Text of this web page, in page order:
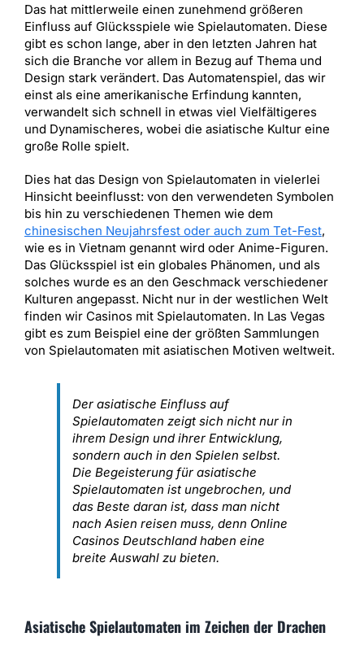
Das hat mittlerweile einen zunehmend größeren
Einfluss auf Glücksspiele wie Spielautomaten. Diese
gibt es schon lange, aber in den letzten Jahren hat
sich die Branche vor allem in Bezug auf Thema und
Design stark verändert. Das Automatenspiel, das wir
einst als eine amerikanische Erfindung kannten,
verwandelt sich schnell in etwas viel Vielfältigeres
und Dynamischeres, wobei die asiatische Kultur eine
große Rolle spielt.
Dies hat das Design von Spielautomaten in vielerlei
Hinsicht beeinflusst: von den verwendeten Symbolen
bis hin zu verschiedenen Themen wie dem
chinesischen Neujahrsfest oder auch zum Tet-Fest,
wie es in Vietnam genannt wird oder Anime-Figuren.
Das Glücksspiel ist ein globales Phänomen, und als
solches wurde es an den Geschmack verschiedener
Kulturen angepasst. Nicht nur in der westlichen Welt
finden wir Casinos mit Spielautomaten. In Las Vegas
gibt es zum Beispiel eine der größten Sammlungen
von Spielautomaten mit asiatischen Motiven weltweit.
Der asiatische Einfluss auf
Spielautomaten zeigt sich nicht nur in
ihrem Design und ihrer Entwicklung,
sondern auch in den Spielen selbst.
Die Begeisterung für asiatische
Spielautomaten ist ungebrochen, und
das Beste daran ist, dass man nicht
nach Asien reisen muss, denn Online
Casinos Deutschland haben eine
breite Auswahl zu bieten.
Asiatische Spielautomaten im Zeichen der Drachen